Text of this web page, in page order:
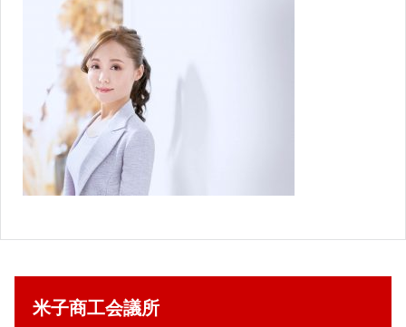
証明書・申請
職員採用
情報
米子商工会議所